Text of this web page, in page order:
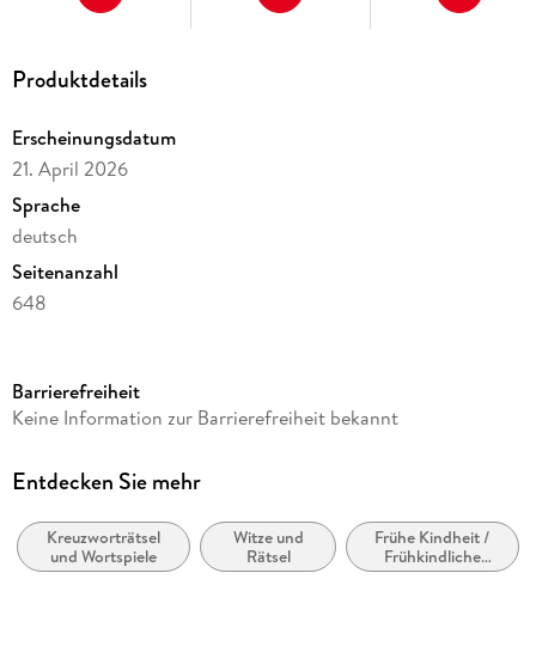
Produktdetails
Erscheinungsdatum
21. April 2026
Sprache
deutsch
Seitenanzahl
648
Autor/Autorin
Verlag/Hersteller
Produktart
Kalender
Barrierefreiheit
Keine Information zur Barrierefreiheit bekannt
Entdecken Sie mehr
Kreuzworträtsel
und Wortspiele
Witze und
Rätsel
Frühe Kindheit /
Frühkindliche
Bildung